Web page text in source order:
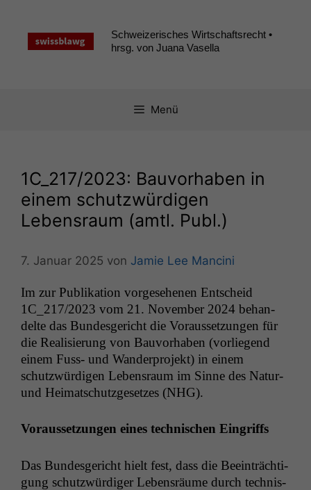
springen
Schweizerisches Wirtschaftsrecht •
hrsg. von Juana Vasella
Menü
1C_217/2023: Bauvorhaben in
einem schutzwürdigen
Lebensraum (amtl. Publ.)
7. Januar 2025 von Jamie Lee Mancini
Im zur Pub­lika­tion vorge­se­henen Entscheid
1C_217/2023 vom 21. Novem­ber 2024 behan­
delte das Bun­des­gericht die Voraus­set­zun­gen für
die Real­isierung von Bau­vorhaben (vor­liegend
einem Fuss- und Wan­der­pro­jekt) in einem
schutzwürdi­gen Leben­sraum im Sinne des Natur-
und Heimatschutzge­set­zes (NHG).
Voraus­set­zun­gen eines tech­nis­chen Eingriffs
Das Bun­des­gericht hielt fest, dass die Beein­träch­ti­
gung schutzwürdi­ger Leben­sräume durch tech­nis­